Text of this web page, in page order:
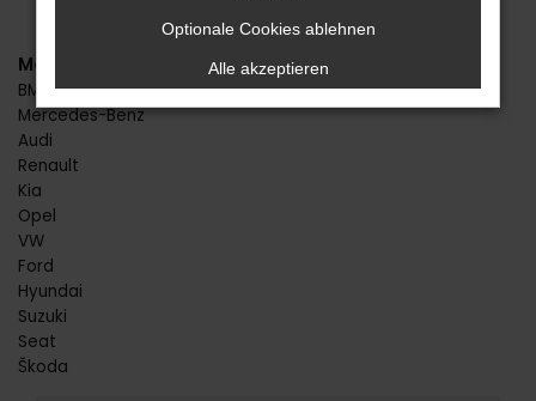
Marken
BMW
Mercedes-Benz
Audi
Renault
Kia
Opel
VW
Ford
Hyundai
Suzuki
Seat
Škoda
Optionale Cookies ablehnen
Alle akzeptieren